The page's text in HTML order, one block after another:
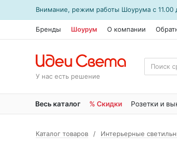
Внимание, режим работы Шоурума с 11.00
Бренды Шоурум О компании
У нас есть решение
Весь каталог % Скидки Розетки и
Каталог товаров Интерьерные